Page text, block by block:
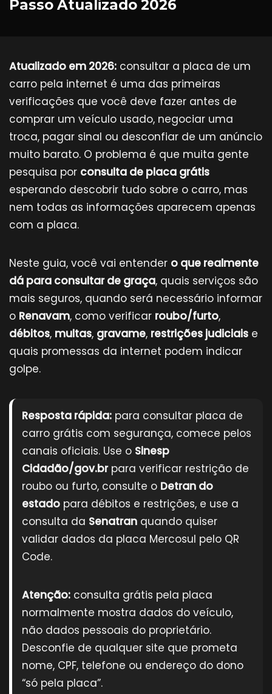
Passo Atualizado 2026
Atualizado em 2026: consultar a placa de um
carro pela internet é uma das primeiras
verificações que você deve fazer antes de
comprar um veículo usado, negociar uma
troca, pagar sinal ou desconfiar de um anúncio
muito barato. O problema é que muita gente
pesquisa por consulta de placa grátis
esperando descobrir tudo sobre o carro, mas
nem todas as informações aparecem apenas
com a placa.
Neste guia, você vai entender o que realmente
dá para consultar de graça, quais serviços são
mais seguros, quando será necessário informar
o Renavam, como verificar roubo/furto,
débitos, multas, gravame, restrições judiciais e
quais promessas da internet podem indicar
golpe.
Resposta rápida: para consultar placa de
carro grátis com segurança, comece pelos
canais oficiais. Use o Sinesp
Cidadão/gov.brpara verificar restrição de
roubo ou furto, consulte o Detran do
estado para débitos e restrições, e use a
consulta da Senatran quando quiser
validar dados da placa Mercosul pelo QR
Code.
Atenção: consulta grátis pela placa
normalmente mostra dados do veículo,
não dados pessoais do proprietário.
Desconfie de qualquer site que prometa
nome, CPF, telefone ou endereço do dono
“só pela placa”.